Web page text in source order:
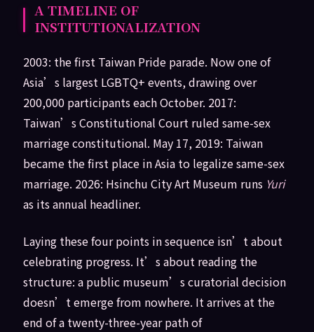
A TIMELINE OF
INSTITUTIONALIZATION
2003: the first Taiwan Pride parade. Now one of
Asia’s largest LGBTQ+ events, drawing over
200,000 participants each October. 2017:
Taiwan’s Constitutional Court ruled same-sex
marriage constitutional. May 17, 2019: Taiwan
became the first place in Asia to legalize same-sex
marriage. 2026: Hsinchu City Art Museum runs Yuri
as its annual headliner.
Laying these four points in sequence isn’t about
celebrating progress. It’s about reading the
structure: a public museum’s curatorial decision
doesn’t emerge from nowhere. It arrives at the
end of a twenty-three-year path of